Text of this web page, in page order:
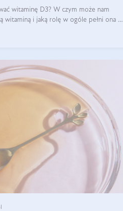
witaminę D3? W czym może nam
witaminą i jaką rolę w ogóle pełni ona w
ale czy wiesz, dlaczego warto to